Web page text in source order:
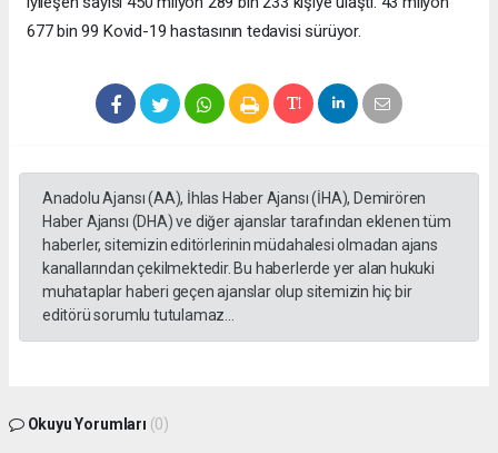
677 bin 99 Kovid-19 hastasının tedavisi sürüyor.
Anadolu Ajansı (AA), İhlas Haber Ajansı (İHA), Demirören
Haber Ajansı (DHA) ve diğer ajanslar tarafından eklenen tüm
haberler, sitemizin editörlerinin müdahalesi olmadan ajans
kanallarından çekilmektedir. Bu haberlerde yer alan hukuki
muhataplar haberi geçen ajanslar olup sitemizin hiç bir
editörü sorumlu tutulamaz...
Okuyu Yorumları (0)